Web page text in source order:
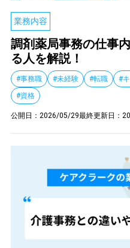
業務内容
調剤薬局事務の仕事
る人を解説！
#事務職 #未経験 #転職 #
#資格
公開日： 2026/05/29最終更新日：